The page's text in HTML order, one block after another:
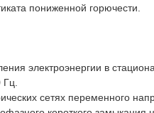
пониженной горючести.
электроэнергии в
сетях переменного